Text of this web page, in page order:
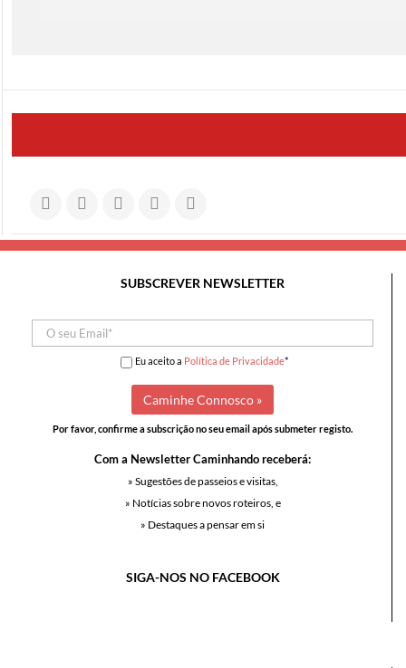
SUBSCREVER NEWSLETTER
Eu aceito a Política de Privacidade*
Por favor, confirme a subscrição no seu email após submeter registo.
Com a Newsletter Caminhando receberá:
» Sugestões de passeios e visitas,
» Notícias sobre novos roteiros, e
» Destaques a pensar em si
SIGA-NOS NO FACEBOOK